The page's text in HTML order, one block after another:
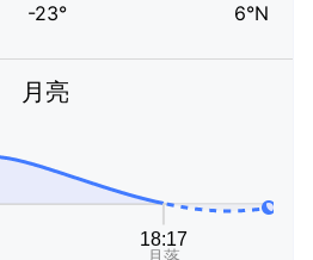
-23° 6°N
月亮